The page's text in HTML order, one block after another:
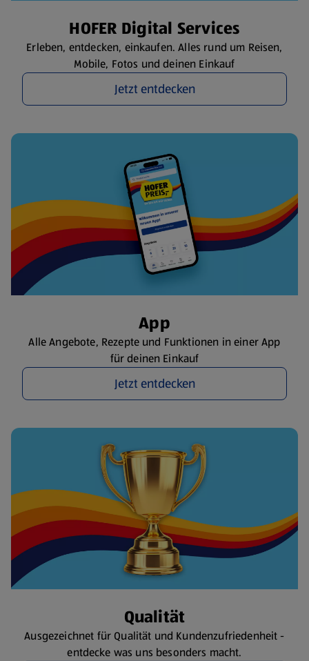
HOFER Digital Services
Erleben, entdecken, einkaufen. Alles rund um Reisen,
Mobile, Fotos und deinen Einkauf
Jetzt entdecken
App
Alle Angebote, Rezepte und Funktionen in einer App
für deinen Einkauf
Jetzt entdecken
Qualität
Ausgezeichnet für Qualität und Kundenzufriedenheit -
entdecke was uns besonders macht.